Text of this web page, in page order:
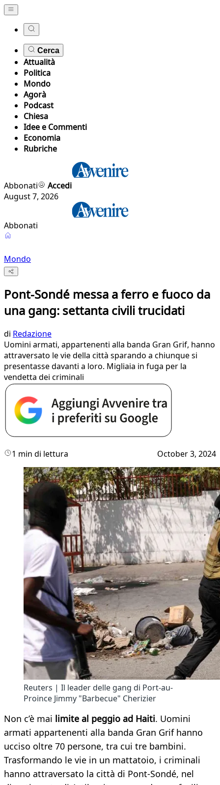
Cerca
Attualità
Politica
Mondo
Agorà
Podcast
Chiesa
Idee e Commenti
Economia
Rubriche
Abbonati
Accedi
August 7, 2026
Abbonati
Mondo
Pont-Sondé messa a ferro e fuoco da
una gang: settanta civili trucidati
di Redazione
Uomini armati, appartenenti alla banda Gran Grif, hanno
attraversato le vie della città sparando a chiunque si
presentasse davanti a loro. Migliaia in fuga per la
vendetta dei criminali
1 min di lettura October 3, 2024
Reuters | Il leader delle gang di Port-au-
Proince Jimmy "Barbecue" Cherizier
Non c’è mai limite al peggio ad Haiti. Uomini
armati appartenenti alla banda Gran Grif hanno
ucciso oltre 70 persone, tra cui tre bambini.
Trasformando le vie in un mattatoio, i criminali
hanno attraversato la città di Pont-Sondé, nel